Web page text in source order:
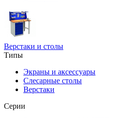
Верстаки и столы
Типы
Экраны и аксессуары
Слесарные столы
Верстаки
Серии